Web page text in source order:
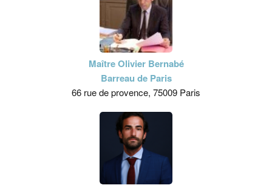
Maître Olivier Bernabé
Barreau de Paris
66 rue de provence, 75009 Paris